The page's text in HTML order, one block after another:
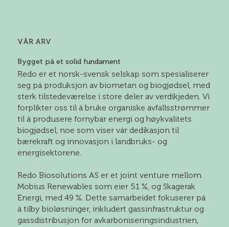
VÅR ARV
Bygget på et solid fundament
Redo er et norsk-svensk selskap som spesialiserer
seg på produksjon av biometan og biogjødsel, med
sterk tilstedeværelse i store deler av verdikjeden. Vi
forplikter oss til å bruke organiske avfallsstrømmer
til å produsere fornybar energi og høykvalitets
biogjødsel, noe som viser vår dedikasjon til
bærekraft og innovasjon i landbruks- og
energisektorene.
Redo Biosolutions AS er et joint venture mellom
Mobius Renewables som eier 51 %, og Skagerak
Energi, med 49 %. Dette samarbeidet fokuserer på
å tilby bioløsninger, inkludert gassinfrastruktur og
gassdistribusjon for avkarboniseringsindustrien,